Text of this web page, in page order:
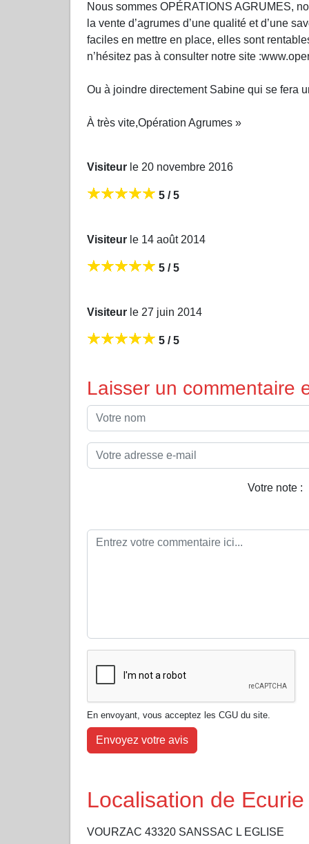
Nous sommes OPÉRATIONS AGRUMES,
la vente d’agrumes d’une qualité et d’une
faciles en mettre en place, elles sont
n’hésitez pas à consulter notre site
Ou à joindre directement Sabine qui se fera
À très vite,Opération Agrumes »
Visiteur le 20 novembre 2016
5 / 5
Visiteur le 14 août 2014
5 / 5
Visiteur le 27 juin 2014
5 / 5
Laisser un commentaire
Votre note :
En envoyant, vous acceptez les CGU du site.
Envoyez votre avis
Localisation de
VOURZAC 43320 SANSSAC L EGLISE